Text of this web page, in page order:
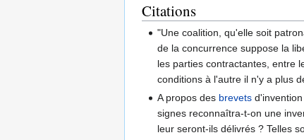
Citations
"Une coalition, qu'elle soit
de la concurrence suppose la
les parties contractantes, entre
conditions à l'autre il n'y a plus
A propos des brevets
signes reconnaîtra-t-on une
leur seront-ils délivrés ? Telles